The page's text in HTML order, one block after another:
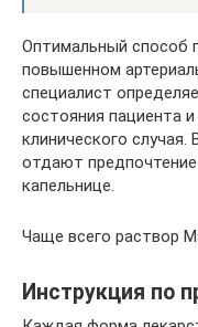
Оптимальный способ
повышенном
специалист
состояния пациента
клинического
отдают
капельнице.
Чаще всего раствор
Инструкция по